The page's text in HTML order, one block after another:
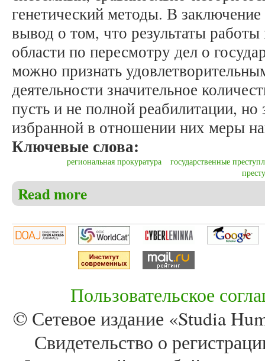
генетический методы. В заключение
вывод о том, что результаты
области по пересмотру дел о
можно признать
деятельности значительное
пусть и не полной реабилитации, но
избранной в отношении них меры
Ключевые слова:
региональная прокуратура
государственные
Read more
Пользовательское
© Сетевое издание «Studia
Свидетельство о